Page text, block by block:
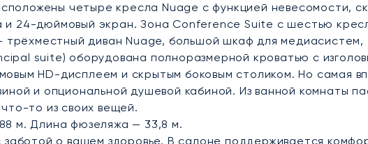
четыре кресла Nuage с функцией невесомости,
24-дюймовый экран. Зона Conference Suite с шестью
трёхместный диван Nuage, большой шкаф для
suite) оборудована полноразмерной кроватью с
HD-дисплеем и скрытым боковым столиком. Но самая
и опциональной душевой кабиной. Из ванной комнаты
то из своих вещей.
м. Длина фюзеляжа — 33,8 м.
о вашем здоровье. В салоне поддерживается